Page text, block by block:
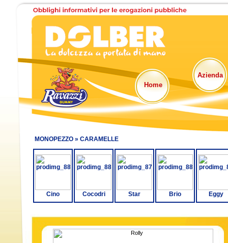
Home
Azienda
MONOPEZZO » CARAMELLE
Cino Cocodri Star Brio Eggy